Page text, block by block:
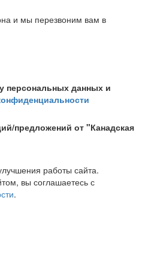
и мы перезвоним вам в
персональных данных и
предложений от "Канадская
работы сайта.
вы соглашаетесь с
.